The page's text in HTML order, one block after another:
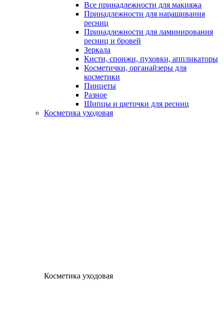
Все принадлежности для макияжа
Принадлежности для наращивания
ресниц
Принадлежности для ламинирования
ресниц и бровей
Зеркала
Кисти, спонжи, пуховки, аппликаторы
Косметички, органайзеры для
косметики
Пинцеты
Разное
Щипцы и щеточки для ресниц
Косметика уходовая
Косметика уходовая